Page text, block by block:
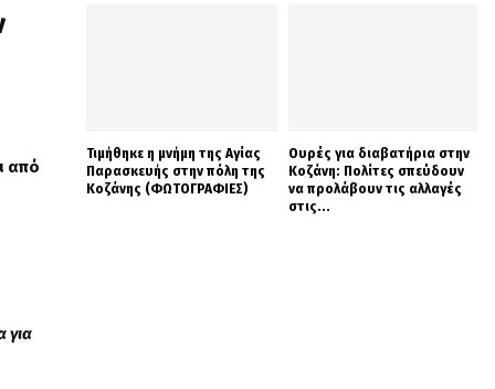
από
για
Τιμήθηκε η μνήμη της Αγίας
Παρασκευής στην πόλη της
Κοζάνης (ΦΩΤΟΓΡΑΦΙΕΣ)
Ουρές για διαβατήρια στην
Κοζάνη: Πολίτες σπεύδουν
να προλάβουν τις αλλαγές
στις...